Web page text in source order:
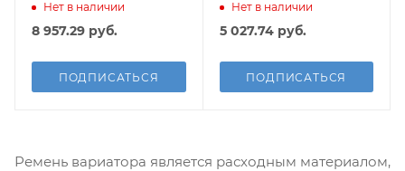
Нет в наличии
8 957.29 руб.
ПОДПИСАТЬСЯ
Нет в наличии
5 027.74руб.
ПОДПИСАТЬСЯ
Ремень вариатора является расходным материалом,